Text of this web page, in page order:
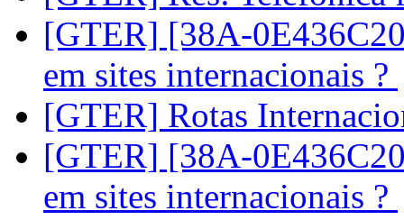
[GTER] [38A-
em sites internacionais ?
[GTER] Rotas
[GTER] [38A-
em sites internacionais ?